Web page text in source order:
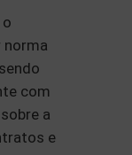
norma
com
sobre a
e